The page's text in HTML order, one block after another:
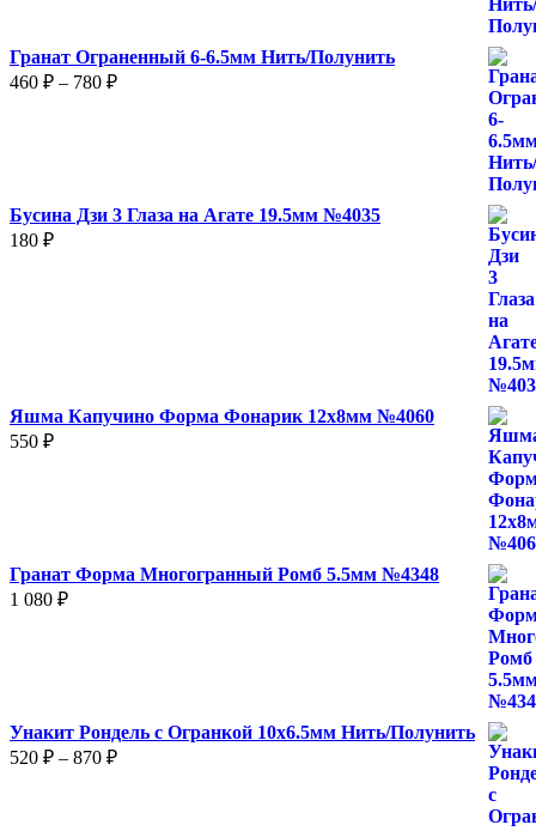
Гранат Ограненный 6-6.5мм Нить/Полунить
460 ₽ – 780 ₽Диапазон
Бусина Дзи 3 Глаза на Агате 19.5мм №4035
180 ₽
Яшма Капучино Форма Фонарик 12x8мм №4060
550 ₽
Гранат Форма Многогранный Ромб 5.5мм №4348
1 080 ₽
Унакит Рондель с Огранкой 10х6.5мм Нить/Полунить
520 ₽ – 870 ₽Диапазон